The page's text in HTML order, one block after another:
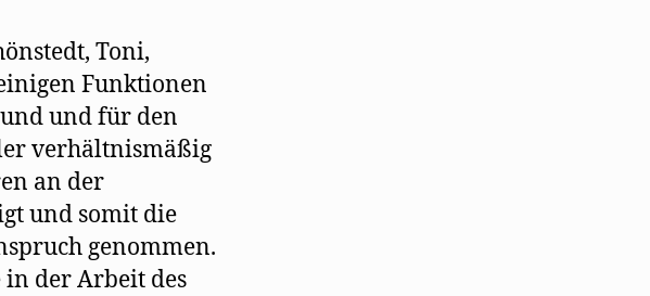
Toni,
Funktionen
und für den
verhältnismäßig
an der
und somit die
genommen.
in der Arbeit des